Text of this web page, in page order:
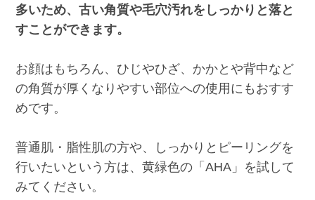
多いため、古い角質や毛穴汚れをしっかりと落と
すことができます。
お顔はもちろん、ひじやひざ、かかとや背中など
の角質が厚くなりやすい部位への使用にもおすす
めです。
普通肌・脂性肌の方や、しっかりとピーリングを
行いたいという方は、黄緑色の「AHA」を試して
みてください。